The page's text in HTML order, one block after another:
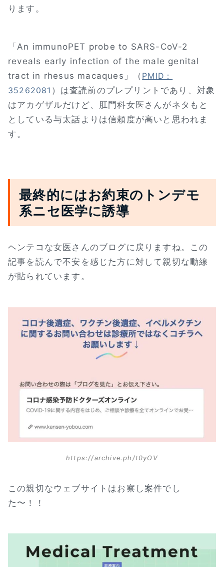
ります。
「An immunoPET probe to SARS-CoV-2
reveals early infection of the male genital
tract in rhesus macaques」（ PMID：
35262081 ）は査読前のプレプリントであり、対象
はアカゲザルだけど、肛門科女医さんがネタもと
としている与太話よりは信頼度が高いと思われま
す。
最終的にはお約束のトンデモ
系ニセ医学に誘導
ヘンテコな女医さんのブログに戻りますね。この
記事を読んで不安を感じた方に対して親切な動線
が貼られています。
https://archive.ph/t0yOV
この親切なウェブサイトはお察し案件でし
た〜！！